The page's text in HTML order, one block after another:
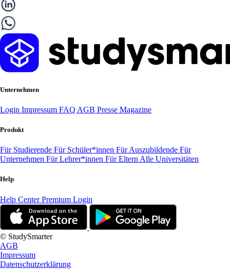
Unternehmen
Login Impressum FAQ AGB Presse Magazine
Produkt
Für Studierende Für Schüler*innen Für Auszubildende Für
Unternehmen Für Lehrer*innen Für Eltern Alle Universitäten
Help
Help CenterPremium Login
© StudySmarter
AGB
Impressum
Datenschutzerklärung